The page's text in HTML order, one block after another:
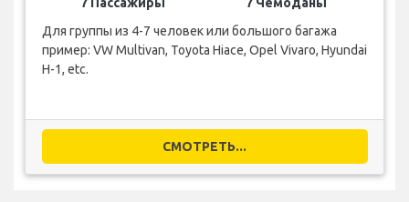
Для группы из 4-7 человек или большого багажа
пример: VW Multivan, Toyota Hiace, Opel Vivaro, Hyundai
H-1, etc.
СМОТРЕТЬ...